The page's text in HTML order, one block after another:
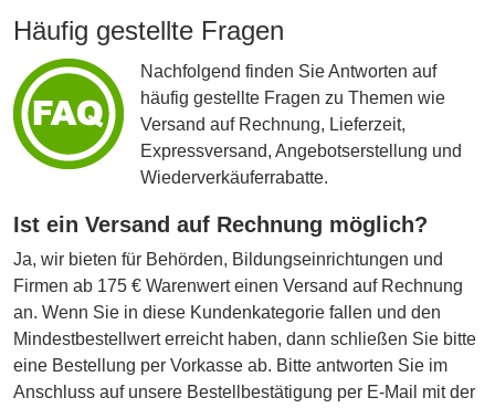
Häufig gestellte Fragen
Nachfolgend finden Sie Antworten auf
häufig gestellte Fragen zu Themen wie
Versand auf Rechnung, Lieferzeit,
Expressversand, Angebotserstellung und
Wiederverkäuferrabatte.
Ist ein Versand auf Rechnung möglich?
Ja, wir bieten für Behörden, Bildungseinrichtungen und
Firmen ab 175 € Warenwert einen Versand auf Rechnung
an. Wenn Sie in diese Kundenkategorie fallen und den
Mindestbestellwert erreicht haben, dann schließen Sie bitte
eine Bestellung per Vorkasse ab. Bitte antworten Sie im
Anschluss auf unsere Bestellbestätigung per E-Mail mit der